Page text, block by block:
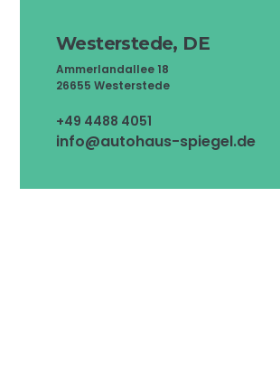
Westerstede, DE
Ammerlandallee 18
26655 Westerstede
+49 4488 4051
info@autohaus-spiegel.de